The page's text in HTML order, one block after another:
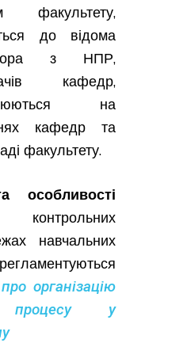
факультету,
до відома
з НПР,
кафедр,
на
кафедр та
факультету.
особливості
контрольних
навчальних
організацію
процесу у